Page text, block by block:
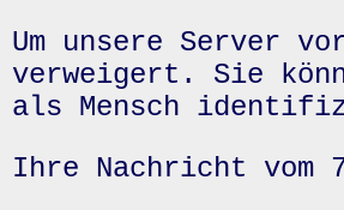
Um unsere Server
verweigert. Sie
als Mensch
Ihre Nachricht vom